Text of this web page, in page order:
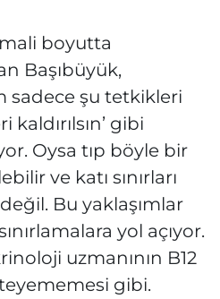
boyutta
Başıbüyük,
sadece şu tetkikleri
gibi
Oysa tıp böyle bir
ve katı sınırları
Bu yaklaşımlar
yol açıyor.
uzmanının B12
gibi.